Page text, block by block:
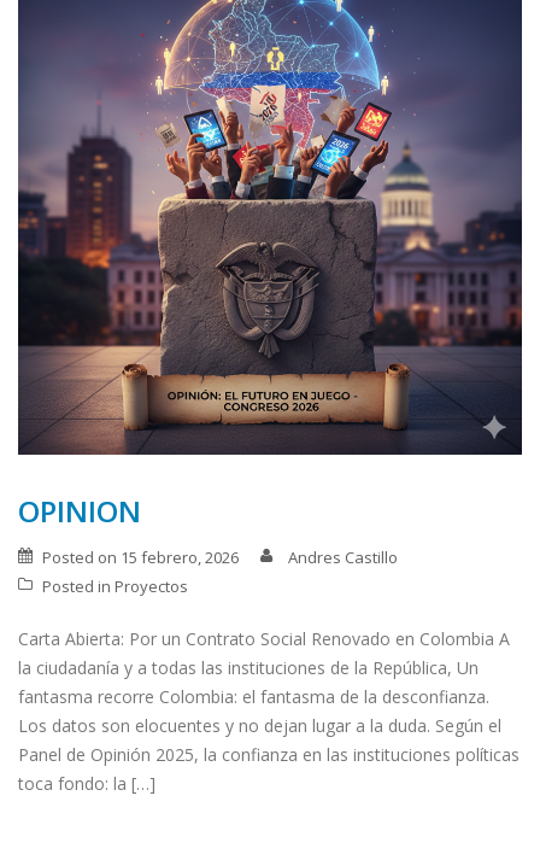
OPINION
Posted on 15 febrero, 2026
Andres Castillo
Posted in Proyectos
Carta Abierta: Por un Contrato Social Renovado en Colombia A
la ciudadanía y a todas las instituciones de la República, Un
fantasma recorre Colombia: el fantasma de la desconfianza.
Los datos son elocuentes y no dejan lugar a la duda. Según el
Panel de Opinión 2025, la confianza en las instituciones políticas
toca fondo: la […]